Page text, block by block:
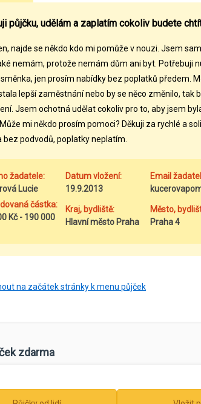
půjčku, udělám a zaplatím cokoliv budete
najde se někdo kdo mi pomůže v nouzi. Jsem
nemám, protože nemám dům ani byt. Potřebuji
jen prosím nabídky bez poplatků předem.
lepší zaměstnání nebo by se něco změnilo,
Jsem ochotná udělat cokoliv pro to, aby jsem
mi někdo prosím pomoci? Děkuji za rychlé a
bez podvodů, poplatky neplatím.
žadatele:
Lucie
Datum vložení:
19.9.2013
Email
částka:
Kč - 190 000
Kraj, bydliště:
Hlavní město Praha
Město,
Praha 4
na začátek stránky k menu půjček
zdarma